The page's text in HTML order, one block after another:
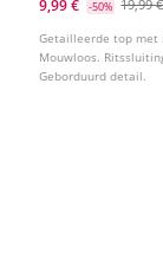
9,99 € -50% 19,99 €
Getailleerde top met
Mouwloos.
Geborduurd detail.